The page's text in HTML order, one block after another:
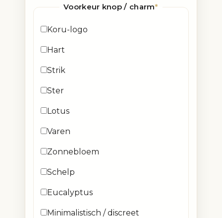
Voorkeur knop / charm*
Koru-logo
Hart
Strik
Ster
Lotus
Varen
Zonnebloem
Schelp
Eucalyptus
Minimalistisch / discreet